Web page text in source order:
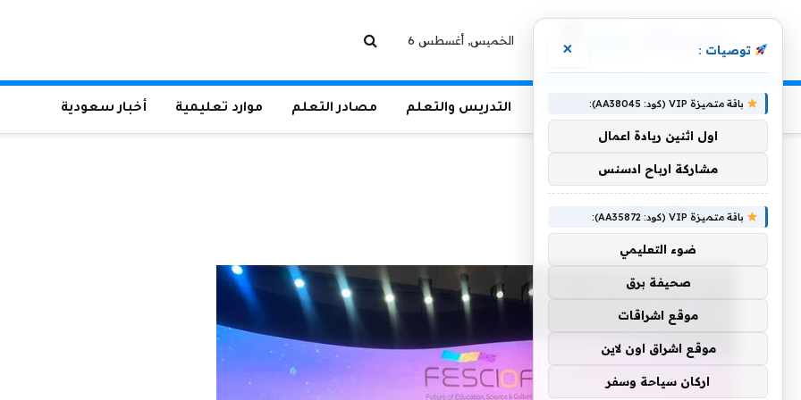
الخميس, أغسطس 6
الرئيسية منوعات التعليم التدريس والتعلم مصادر التعلم موارد تعليمية أخبار سعودية
FESCIOF2023
توصيات : ×
باقة متميزة VIP (كود: AA38045):
اول اثنين ريادة اعمال
مشاركة ارباح ادسنس
باقة متميزة VIP (كود: AA35872):
ضوء التعليمي
صحيفة برق
موقع اشراقات
موقع اشراق اون لاين
اركان سياحة وسفر